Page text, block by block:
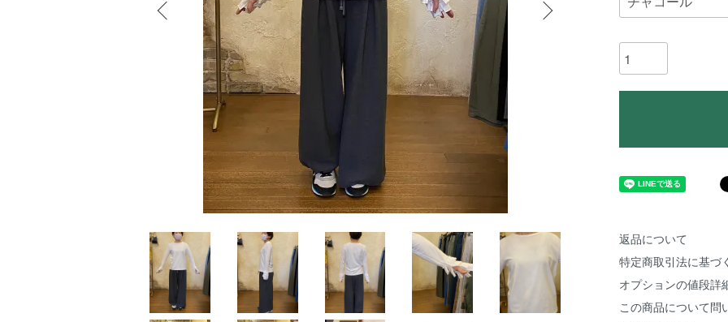
返品について
特定商取引法に基づ
オプションの値段詳
この商品について問